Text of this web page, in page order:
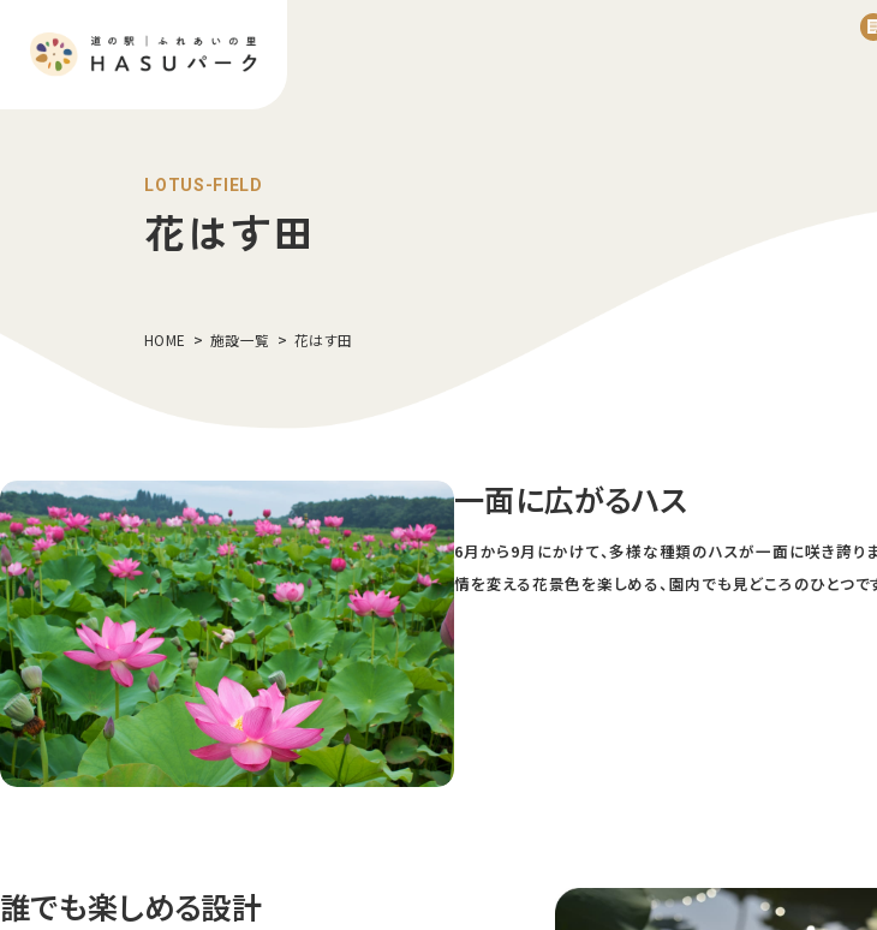
LOTUS-FIELD
花はす田
HOME 施設一覧 花はす田
一面に広がるハス
6月から9月にかけて、多様な種類のハスが一面に咲き誇り
情を変える花景色を楽しめる、園内でも見どころのひとつで
誰でも楽しめる設計